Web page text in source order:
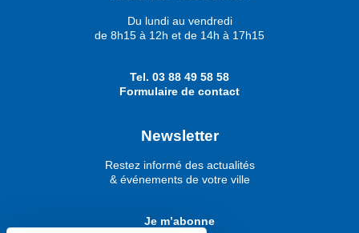
Du lundi au vendredi
de 8h15 à 12h et de 14h à 17h15
Tel. 03 88 49 58 58
Formulaire de contact
Newsletter
Restez informé des actualités
& événements de votre ville
Je m’abonne